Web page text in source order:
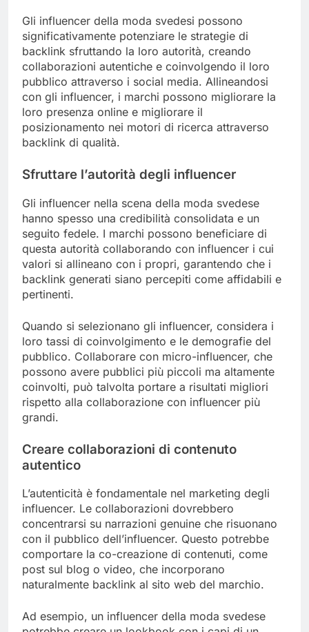
Gli influencer della moda svedesi possono
significativamente potenziare le strategie di
backlink sfruttando la loro autorità, creando
collaborazioni autentiche e coinvolgendo il loro
pubblico attraverso i social media. Allineandosi
con gli influencer, i marchi possono migliorare la
loro presenza online e migliorare il
posizionamento nei motori di ricerca attraverso
backlink di qualità.
Sfruttare l’autorità degli influencer
Gli influencer nella scena della moda svedese
hanno spesso una credibilità consolidata e un
seguito fedele. I marchi possono beneficiare di
questa autorità collaborando con influencer i cui
valori si allineano con i propri, garantendo che i
backlink generati siano percepiti come affidabili e
pertinenti.
Quando si selezionano gli influencer, considera i
loro tassi di coinvolgimento e le demografie del
pubblico. Collaborare con micro-influencer, che
possono avere pubblici più piccoli ma altamente
coinvolti, può talvolta portare a risultati migliori
rispetto alla collaborazione con influencer più
grandi.
Creare collaborazioni di contenuto
autentico
L’autenticità è fondamentale nel marketing degli
influencer. Le collaborazioni dovrebbero
concentrarsi su narrazioni genuine che risuonano
con il pubblico dell’influencer. Questo potrebbe
comportare la co-creazione di contenuti, come
post sul blog o video, che incorporano
naturalmente backlink al sito web del marchio.
Ad esempio, un influencer della moda svedese